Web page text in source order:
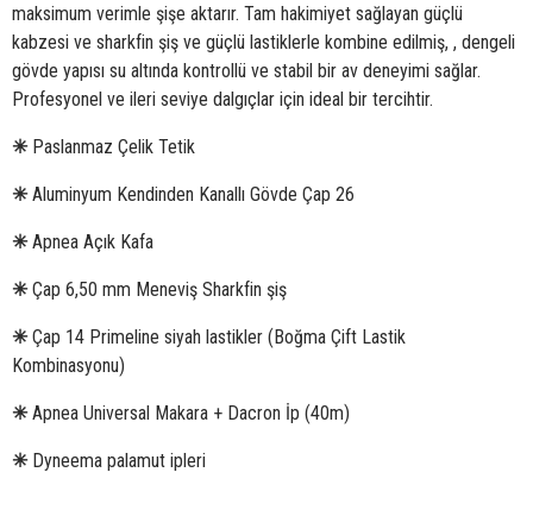
maksimum verimle şişe aktarır. Tam hakimiyet sağlayan güçlü
kabzesi ve sharkfin şiş ve güçlü lastiklerle kombine edilmiş, , dengeli
gövde yapısı su altında kontrollü ve stabil bir av deneyimi sağlar.
Profesyonel ve ileri seviye dalgıçlar için ideal bir tercihtir.
✳ Paslanmaz Çelik Tetik
✳Aluminyum Kendinden Kanallı Gövde Çap 26
✳Apnea Açık Kafa
✳Çap 6,50 mm Meneviş Sharkfin şiş
✳Çap 14 Primeline siyah lastikler (Boğma Çift Lastik
Kombinasyonu)
✳Apnea Universal Makara + Dacron İp (40m)
✳ Dyneema palamut ipleri